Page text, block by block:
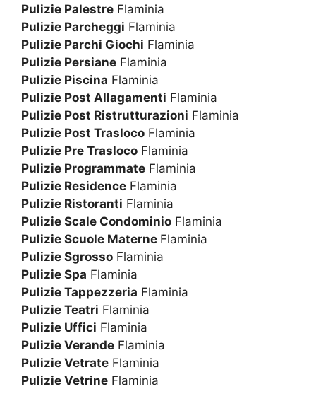
Pulizie Palestre Flaminia
Pulizie Parcheggi Flaminia
Pulizie Parchi Giochi Flaminia
Pulizie Persiane Flaminia
Pulizie Piscina Flaminia
Pulizie Post Allagamenti Flaminia
Pulizie Post Ristrutturazioni Flaminia
Pulizie Post Trasloco Flaminia
Pulizie Pre Trasloco Flaminia
Pulizie Programmate Flaminia
Pulizie Residence Flaminia
Pulizie Ristoranti Flaminia
Pulizie Scale Condominio Flaminia
Pulizie Scuole Materne Flaminia
Pulizie Sgrosso Flaminia
Pulizie Spa Flaminia
Pulizie Tappezzeria Flaminia
Pulizie Teatri Flaminia
Pulizie Uffici Flaminia
Pulizie Verande Flaminia
Pulizie Vetrate Flaminia
Pulizie Vetrine Flaminia